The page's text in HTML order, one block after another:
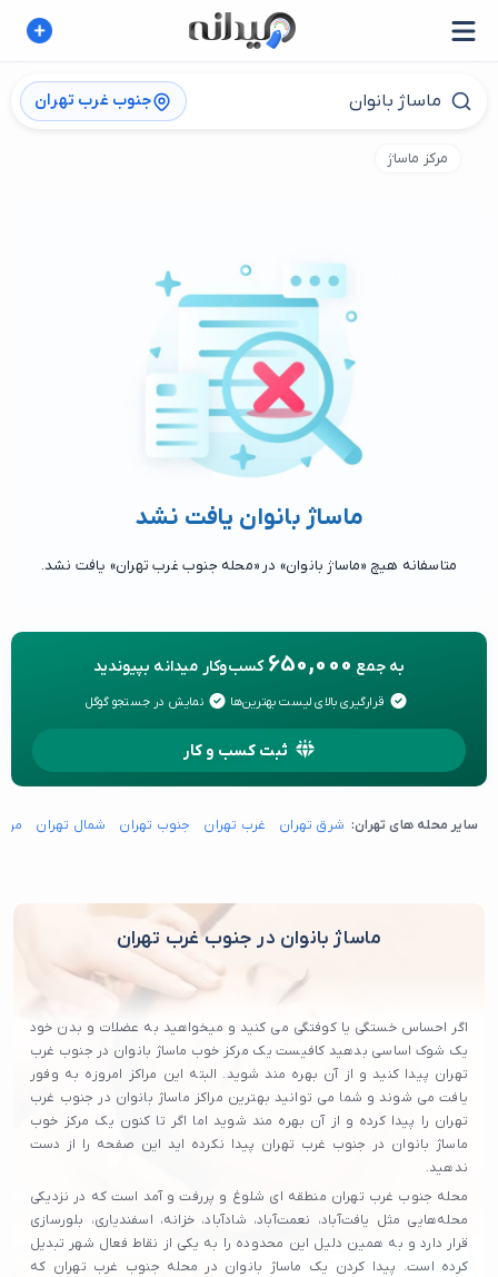
جنوب غرب تهران
مرکز ماساژ
ماساژ بانوان یافت نشد
متاسفانه هیچ «ماساژ بانوان» در «محله جنوب غرب تهران» یافت نشد.
به جمع 650,000 کسب‌وکار میدانه بپیوندید
قرارگیری بالای لیست بهترین‌ها نمایش در جستجو گوگل
ثبت کسب و کار
سایر محله های تهران: شرق تهران غرب تهران جنوب تهران شمال تهران
ماساژ بانوان در جنوب غرب تهران
اگر احساس خستگی یا کوفتگی می کنید و میخواهید به عضلات و بدن خود
یک شوک اساسی بدهید کافیست یک مرکز خوب ماساژ بانوان در جنوب غرب
تهران پیدا کنید و از آن بهره مند شوید. البته این مراکز امروزه به وفور
یافت می شوند و شما می توانید بهترین مراکز ماساژ بانوان در جنوب غرب
تهران را پیدا کرده و از آن بهره مند شوید اما اگر تا کنون یک مرکز خوب
ماساژ بانوان در جنوب غرب تهران پیدا نکرده اید این صفحه را از دست
ندهید.
محله جنوب غرب تهران منطقه ای شلوغ و پررفت و آمد است که در نزدیکی
محله‌هایی مثل یافت‌آباد، نعمت‌آباد، شادآباد، خزانه، اسفندیاری، بلورسازی
قرار دارد و به همین دلیل این محدوده را به یکی از نقاط فعال شهر تبدیل
کرده است. پیدا کردن یک ماساژ بانوان در محله جنوب غرب تهران که